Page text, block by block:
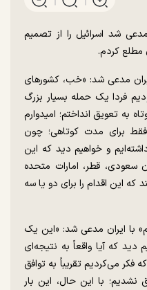
شد اسرائیل را از تصمیم
مطلع کردم.
مدعی شد: «خب، کشور‌های
فردا یک حمله بسیار بزرگ
به تعویق انداختم؛ امیدوارم
برای مدت کوتاهی؛ چون
و خواهیم دید که این
سعودی، قطر، امارات متحده
این اقدام را برای دو یا سه
با ایران مدعی شد: «این یک
که آیا واقعاً به نتیجه‌ای
فکر می‌کردیم تقریباً به توافق
نشدیم؛ با این حال، این بار